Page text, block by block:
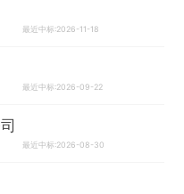
最近中标:2026-11-18
最近中标:2026-09-22
最近中标:2026-08-30